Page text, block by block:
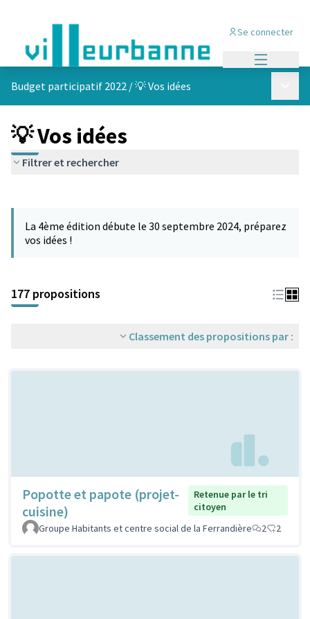
Se connecter
Budget participatif 2022 /💡 Vos idées
💡 Vos idées
Filtrer et rechercher
−
La 4ème édition débute le 30 septembre 2024, préparez
vos idées !
177 propositions
Classement des propositions par :
Popotte et papote (projet-
cuisine)
Retenue par le tri
citoyen
Groupe Habitants et centre social de la Ferrandière
2 2